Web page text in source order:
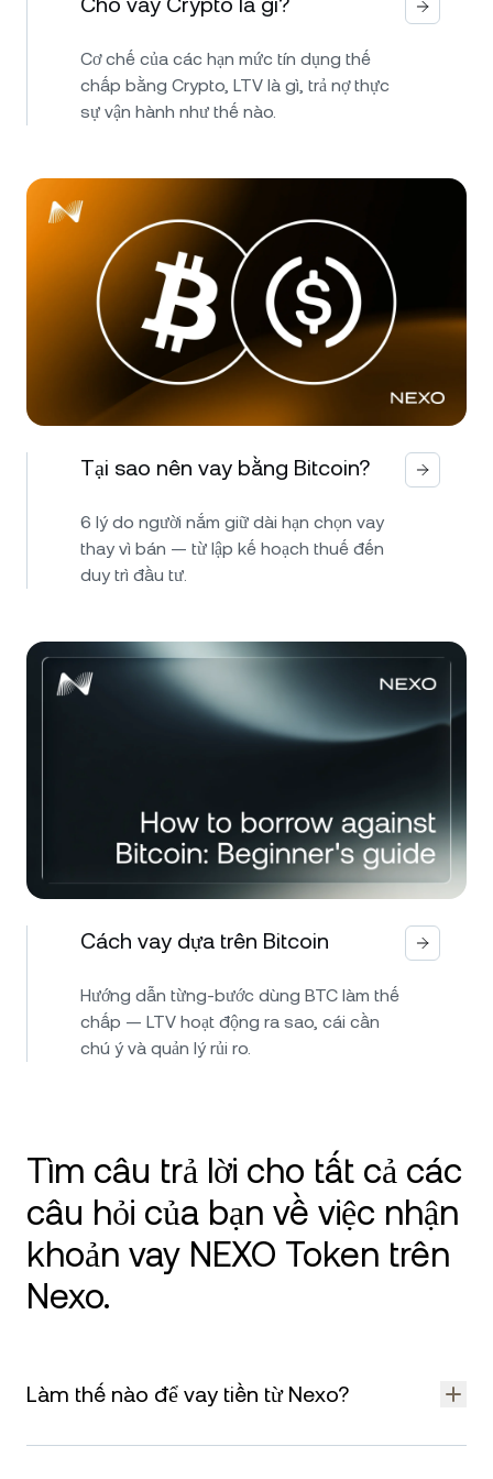
Cơ chế của các hạn mức tín dụng thế
chấp bằng Crypto, LTV là gì, trả nợ thực
sự vận hành như thế nào.
Tại sao nên vay bằng Bitcoin?
6 lý do người nắm giữ dài hạn chọn vay
thay vì bán — từ lập kế hoạch thuế đến
duy trì đầu tư.
Cách vay dựa trên Bitcoin
Hướng dẫn từng-bước dùng BTC làm thế
chấp — LTV hoạt động ra sao, cái cần
chú ý và quản lý rủi ro.
Tìm câu trả lời cho tất cả các
câu hỏi của bạn về việc nhận
khoản vay NEXO Token trên
Nexo.
Làm thế nào để vay tiền từ Nexo?
Để vay tiền từ Nexo, hãy nạp các tài sản crypto được hỗ trợ